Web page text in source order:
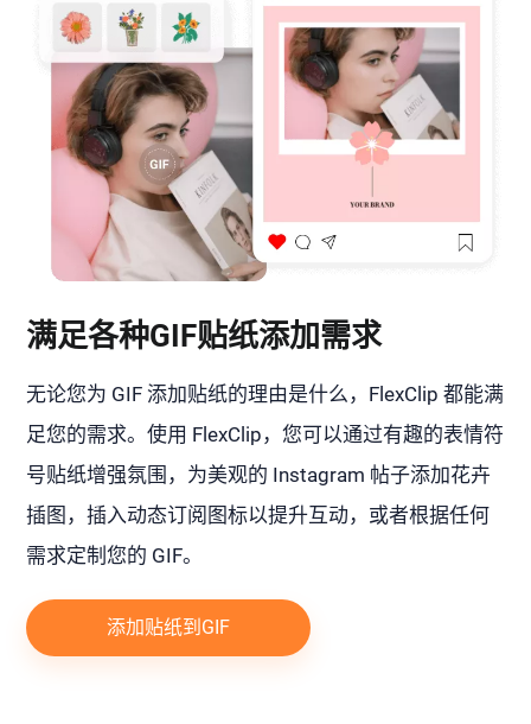
满足各种GIF贴纸添加需求
无论您为 GIF 添加贴纸的理由是什么，FlexClip 都能满
足您的需求。使用 FlexClip，您可以通过有趣的表情符
号贴纸增强氛围，为美观的 Instagram 帖子添加花卉
插图，插入动态订阅图标以提升互动，或者根据任何
需求定制您的 GIF。
添加贴纸到GIF